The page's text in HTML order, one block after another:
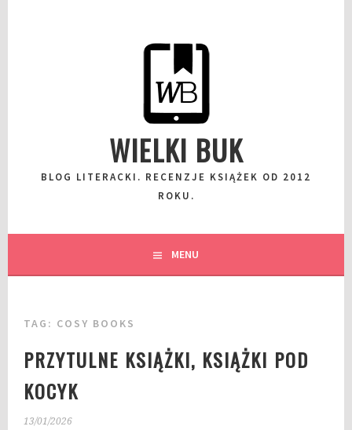
WIELKI BUK
BLOG LITERACKI. RECENZJE KSIĄŻEK OD 2012
ROKU.
MENU
TAG: COSY BOOKS
PRZYTULNE KSIĄŻKI, KSIĄŻKI POD
KOCYK
13/01/2026